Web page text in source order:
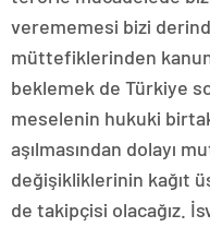
verememesi bizi
müttefiklerinden
beklemek de Türkiye
meselenin hukuki
aşılmasından dolayı
değişikliklerinin kağıt
de takipçisi olacağız.